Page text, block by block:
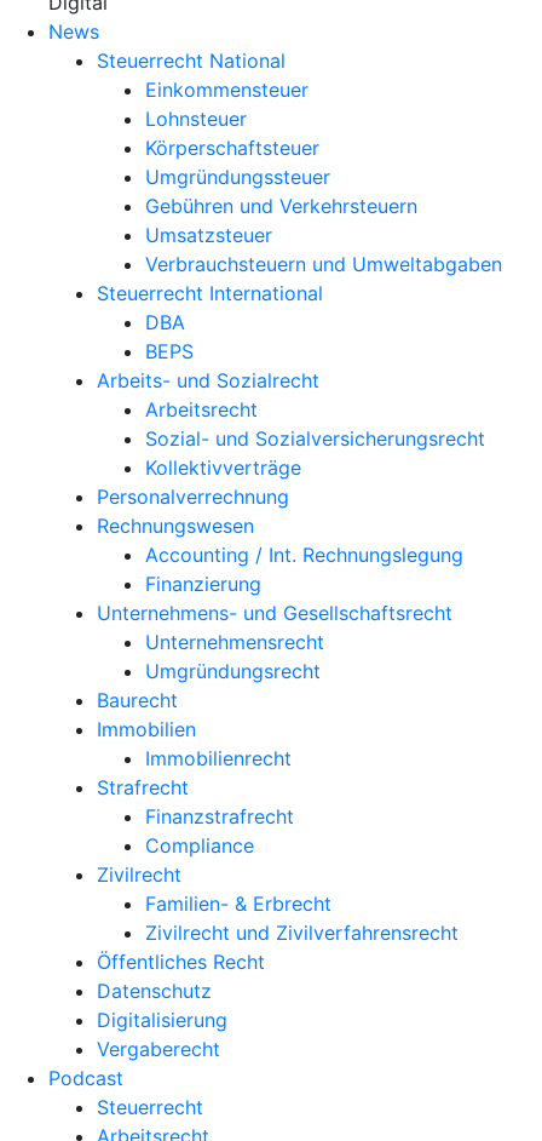
News
Steuerrecht National
Einkommensteuer
Lohnsteuer
Körperschaftsteuer
Umgründungssteuer
Gebühren und Verkehrsteuern
Umsatzsteuer
Verbrauchsteuern und Umweltabgaben
Steuerrecht International
DBA
BEPS
Arbeits- und Sozialrecht
Arbeitsrecht
Sozial- und Sozialversicherungsrecht
Kollektivverträge
Personalverrechnung
Rechnungswesen
Accounting / Int. Rechnungslegung
Finanzierung
Unternehmens- und Gesellschaftsrecht
Unternehmensrecht
Umgründungsrecht
Baurecht
Immobilien
Immobilienrecht
Strafrecht
Finanzstrafrecht
Compliance
Zivilrecht
Familien- & Erbrecht
Zivilrecht und Zivilverfahrensrecht
Öffentliches Recht
Datenschutz
Digitalisierung
Vergaberecht
Podcast
Steuerrecht
Arbeitsrecht